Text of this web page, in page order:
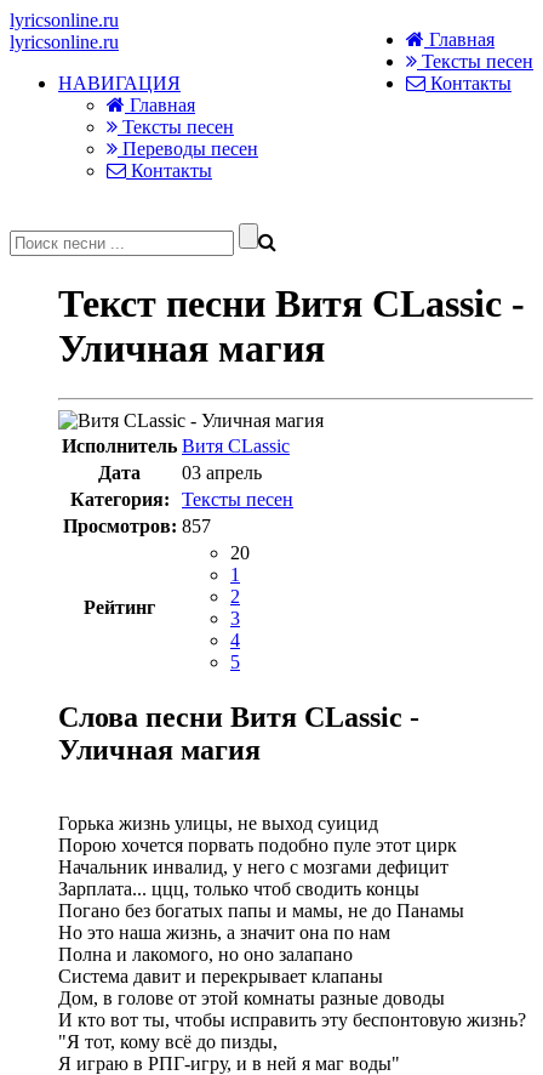
lyricsonline.ru
Главная
Тексты песен
Контакты
lyricsonline.ru
НАВИГАЦИЯ
Главная
Тексты песен
Переводы песен
Контакты
Текст песни Витя CLassic -
Уличная магия
Исполнитель Витя CLassic
Дата
03 апрель
Категория:
Тексты песен
Просмотров: 857
Рейтинг
20
1
2
3
4
5
Слова песни Витя CLassic -
Уличная магия
Горька жизнь улицы, не выход суицид
Порою хочется порвать подобно пуле этот цирк
Начальник инвалид, у него с мозгами дефицит
Зарплата... ццц, только чтоб сводить концы
Погано без богатых папы и мамы, не до Панамы
Но это наша жизнь, а значит она по нам
Полна и лакомого, но оно залапано
Система давит и перекрывает клапаны
Дом, в голове от этой комнаты разные доводы
И кто вот ты, чтобы исправить эту беспонтовую жизнь?
"Я тот, кому всё до пизды,
Я играю в РПГ-игру, и в ней я маг воды"